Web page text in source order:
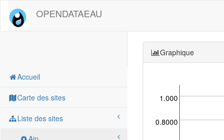
OPENDATAEAU
Accueil
Carte des sites
Liste des sites
Graphique
0.8000
1.000